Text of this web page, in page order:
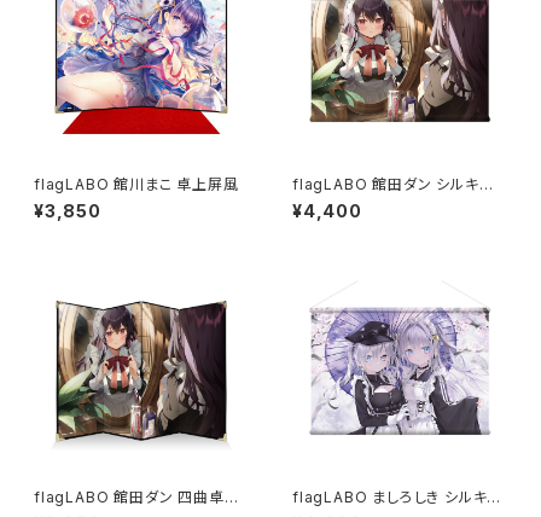
flagLABO 館川まこ 卓上屏風
¥3,850
flagLABO 館田ダン シルキー
スエードB2タペストリー
¥4,400
flagLABO 館田ダン 四曲卓上
flagLABO ましろしき シルキー